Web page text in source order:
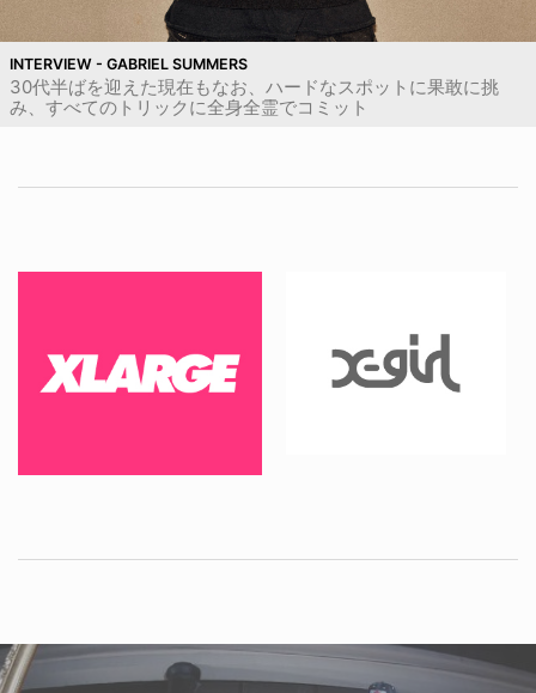
INTERVIEW - GABRIEL SUMMERS
30代半ばを迎えた現在もなお、ハードなスポットに果敢に挑
み、すべてのトリックに全身全霊でコミット